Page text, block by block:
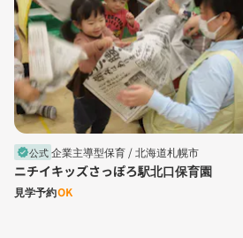
verified公式企業主導型保育 /北海道札幌市
ニチイキッズさっぽろ駅北口保育園
見学予約OK